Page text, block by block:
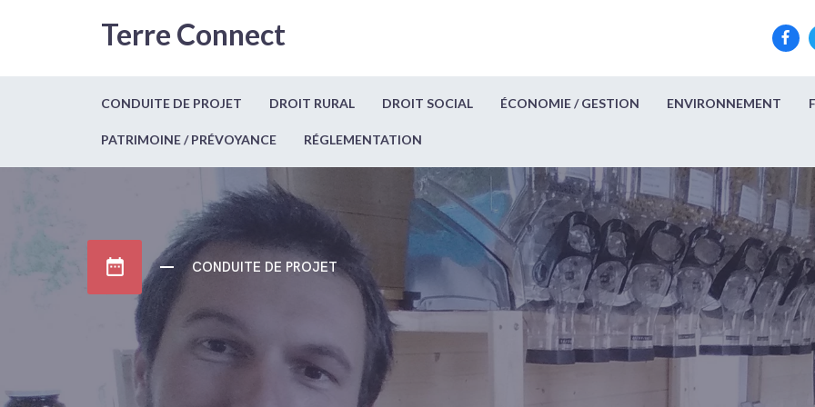
Terre Connect
CONDUITE DE PROJET DROIT RURAL DROIT SOCIAL ÉCONOMIE / GESTION ENVIRONNEMENT
PATRIMOINE / PRÉVOYANCE RÉGLEMENTATION
date_range CONDUITE DE PROJET